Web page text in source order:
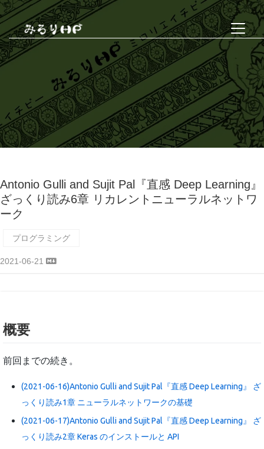
Antonio Gulli and Sujit Pal『直感 Deep Learning』
ざっくり読み6章 リカレントニューラルネットワ
ーク
プログラミング
2021-06-21
概要
前回までの続き。
(2021-06-16)Antonio Gulli and Sujit Pal『直感 Deep Learning』 ざ
っくり読み1章 ニューラルネットワークの基礎
(2021-06-17)Antonio Gulli and Sujit Pal『直感 Deep Learning』 ざ
っくり読み2章 Keras のインストールと API